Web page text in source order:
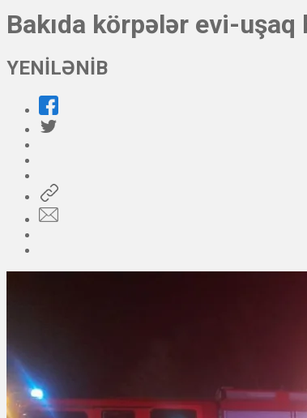
Bakıda körpələr evi-uşaq
YENİLƏNİB